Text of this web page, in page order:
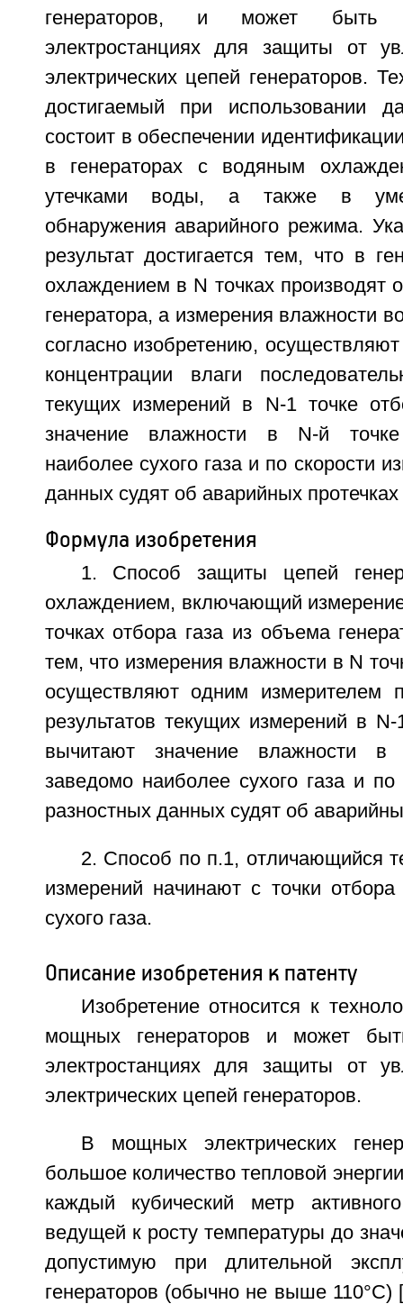
генераторов, и может быть
электростанциях для защиты от
электрических цепей генераторов.
достигаемый при использовании
состоит в обеспечении
в генераторах с водяным
утечками воды, а также в
обнаружения аварийного режима.
результат достигается тем, что в
охлаждением в N точках производят
генератора, а измерения влажности
согласно изобретению,
концентрации влаги
текущих измерений в N-1 точке
значение влажности в N-й
наиболее сухого газа и по скорости
данных судят об аварийных
Формула изобретения
1. Способ защиты цепей
охлаждением, включающий
точках отбора газа из объема
тем, что измерения влажности в N
осуществляют одним измерителем
результатов текущих измерений в
вычитают значение влажности
заведомо наиболее сухого газа и по
разностных данных судят об
2. Способ по п.1, отличающийся
измерений начинают с точки
сухого газа.
Описание изобретения к патенту
Изобретение относится к
мощных генераторов и может
электростанциях для защиты от
электрических цепей генераторов.
В мощных электрических
большое количество тепловой
каждый кубический метр
ведущей к росту температуры до
допустимую при длительной
генераторов (обычно не выше 110°С)